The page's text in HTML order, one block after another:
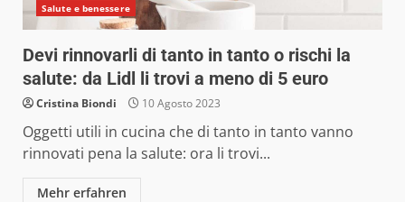
Salute e benessere
Devi rinnovarli di tanto in tanto o rischi la
salute: da Lidl li trovi a meno di 5 euro
Cristina Biondi 10 Agosto 2023
Oggetti utili in cucina che di tanto in tanto vanno
rinnovati pena la salute: ora li trovi...
Mehr erfahren